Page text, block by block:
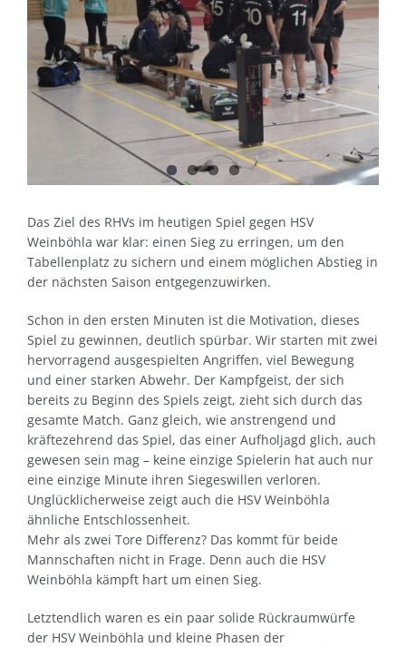
Das Ziel des RHVs im heutigen Spiel gegen HSV
Weinböhla war klar: einen Sieg zu erringen, um den
Tabellenplatz zu sichern und einem möglichen Abstieg in
der nächsten Saison entgegenzuwirken.
Schon in den ersten Minuten ist die Motivation, dieses
Spiel zu gewinnen, deutlich spürbar. Wir starten mit zwei
hervorragend ausgespielten Angriffen, viel Bewegung
und einer starken Abwehr. Der Kampfgeist, der sich
bereits zu Beginn des Spiels zeigt, zieht sich durch das
gesamte Match. Ganz gleich, wie anstrengend und
kräftezehrend das Spiel, das einer Aufholjagd glich, auch
gewesen sein mag – keine einzige Spielerin hat auch nur
eine einzige Minute ihren Siegeswillen verloren.
Unglücklicherweise zeigt auch die HSV Weinböhla
ähnliche Entschlossenheit.
Mehr als zwei Tore Differenz? Das kommt für beide
Mannschaften nicht in Frage. Denn auch die HSV
Weinböhla kämpft hart um einen Sieg.
Letztendlich waren es ein paar solide Rückraumwürfe
der HSV Weinböhla und kleine Phasen der